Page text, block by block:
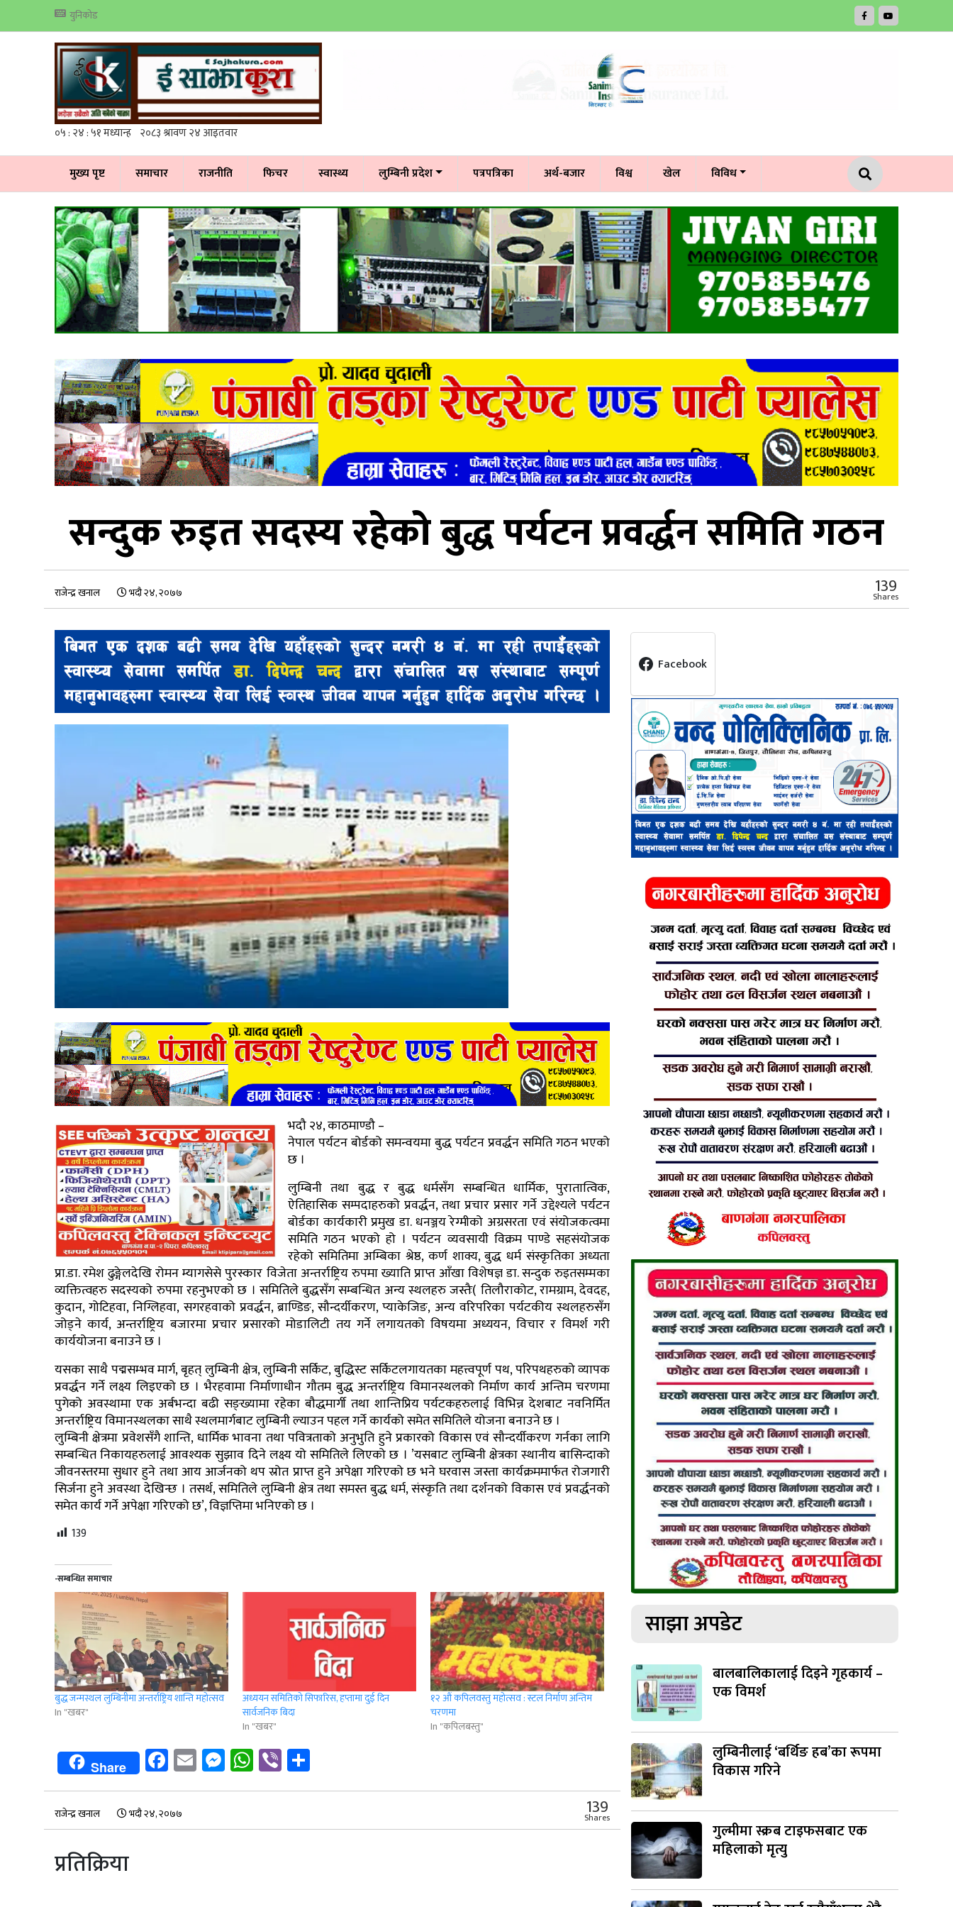
युनिकोड
मुख्य पृष्ट समाचार राजनीति फिचर स्वास्थ्य लुम्बिनी प्रदेश पत्रपत्रिका अर्थ-बजार विश्व खेल विविध
सन्दुक रुइत सदस्य रहेको बुद्ध पर्यटन प्रवर्द्धन समिति गठन
राजेन्द्र खनाल भदौ २४, २०७७ 139
Shares
भदौ २४, काठमाण्डौ –
नेपाल पर्यटन बोर्डको समन्वयमा बुद्ध पर्यटन प्रवर्द्धन समिति गठन भएको
छ ।
लुम्बिनी तथा बुद्ध र बुद्ध धर्मसँग सम्बन्धित धार्मिक, पुरातात्विक,
ऐतिहासिक सम्पदाहरुको प्रवर्द्धन, तथा प्रचार प्रसार गर्ने उद्देश्यले पर्यटन
बोर्डका कार्यकारी प्रमुख डा. धनञ्जय रेग्मीको अग्रसरता एवं संयोजकत्वमा
समिति गठन भएको हो । पर्यटन व्यवसायी विक्रम पाण्डे सहसंयोजक
रहेको समितिमा अम्बिका श्रेष्ठ, कर्ण शाक्य, बुद्ध धर्म संस्कृतिका अध्यता
प्रा.डा. रमेश ढुङ्गेलदेखि रोमन म्यागसेसे पुरस्कार विजेता अन्तर्राष्ट्रिय रुपमा ख्याति प्राप्त आँखा विशेषज्ञ डा. सन्दुक रुइतसम्मका
व्यक्तित्वहरु सदस्यको रुपमा रहनुभएको छ । समितिले बुद्धसँग सम्बन्धित अन्य स्थलहरु जस्तैः( तिलौराकोट, रामग्राम, देवदह,
कुदान, गोटिहवा, निग्लिहवा, सगरहवाको प्रवर्द्धन, ब्राण्डिङ, सौन्दर्यीकरण, प्याकेजिङ, अन्य वरिपरिका पर्यटकीय स्थलहरुसँग
जोड्ने कार्य, अन्तर्राष्ट्रिय बजारमा प्रचार प्रसारको मोडालिटी तय गर्ने लगायतको विषयमा अध्ययन, विचार र विमर्श गरी
कार्ययोजना बनाउने छ ।
यसका साथै पद्मसम्भव मार्ग, बृहत् लुम्बिनी क्षेत्र, लुम्बिनी सर्किट, बुद्धिस्ट सर्किटलगायतका महत्त्वपूर्ण पथ, परिपथहरुको व्यापक
प्रवर्द्धन गर्ने लक्ष्य लिइएको छ । भैरहवामा निर्माणाधीन गौतम बुद्ध अन्तर्राष्ट्रिय विमानस्थलको निर्माण कार्य अन्तिम चरणमा
पुगेको अवस्थामा एक अर्बभन्दा बढी सङ्ख्यामा रहेका बौद्धमार्गी तथा शान्तिप्रिय पर्यटकहरुलाई विभिन्न देशबाट नवनिर्मित
अन्तर्राष्ट्रिय विमानस्थलका साथै स्थलमार्गबाट लुम्बिनी ल्याउन पहल गर्ने कार्यको समेत समितिले योजना बनाउने छ ।
लुम्बिनी क्षेत्रमा प्रवेशसँगै शान्ति, धार्मिक भावना तथा पवित्रताको अनुभुति हुने प्रकारको विकास एवं सौन्दर्यीकरण गर्नका लागि
सम्बन्धित निकायहरुलाई आवश्यक सुझाव दिने लक्ष्य यो समितिले लिएको छ । ’यसबाट लुम्बिनी क्षेत्रका स्थानीय बासिन्दाको
जीवनस्तरमा सुधार हुने तथा आय आर्जनको थप स्रोत प्राप्त हुने अपेक्षा गरिएको छ भने घरवास जस्ता कार्यक्रममार्फत रोजगारी
सिर्जना हुने अवस्था देखिन्छ । तसर्थ, समितिले लुम्बिनी क्षेत्र तथा समस्त बुद्ध धर्म, संस्कृति तथा दर्शनको विकास एवं प्रवर्द्धनको
समेत कार्य गर्ने अपेक्षा गरिएको छ’, विज्ञप्तिमा भनिएको छ ।
139
-सम्बन्धित समाचार
बुद्ध जन्मस्थल लुम्बिनीमा अन्तर्राष्ट्रिय शान्ति महोत्सव
In "खबर"
अध्ययन समितिको सिफारिस, हप्तामा दुई दिन
सार्वजनिक बिदा
In "खबर"
१२ औं कपिलवस्तु महोत्सव : स्टल निर्माण अन्तिम
चरणमा
In "कपिलबस्तु"
Share Facebook
EmailMessenger
WhatsApp
Viber
राजेन्द्र खनाल भदौ २४, २०७७ 139
Shares
प्रतिक्रिया
Facebook
साझा अपडेट
बालबालिकालाई दिइने गृहकार्य –
एक विमर्श
लुम्बिनीलाई ‘बर्थिङ हब’का रूपमा
विकास गरिने
गुल्मीमा स्क्रब टाइफसबाट एक
महिलाको मृत्यु